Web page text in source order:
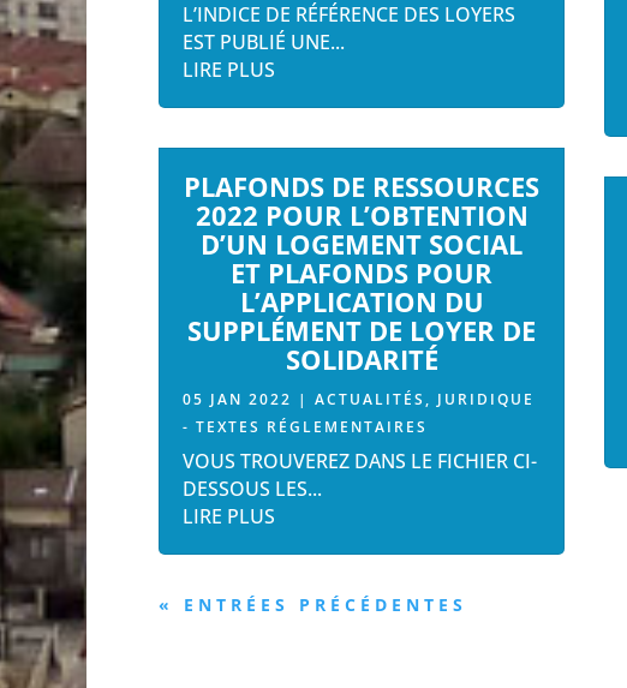
L’INDICE DE RÉFÉRENCE DES LOYERS
EST PUBLIÉ UNE...
LIRE PLUS
PLAFONDS DE RESSOURCES
2022 POUR L’OBTENTION
D’UN LOGEMENT SOCIAL
ET PLAFONDS POUR
L’APPLICATION DU
SUPPLÉMENT DE LOYER DE
SOLIDARITÉ
05 JAN 2022 | ACTUALITÉS , JURIDIQUE
- TEXTES RÉGLEMENTAIRES
VOUS TROUVEREZ DANS LE FICHIER CI-
DESSOUS LES...
LIRE PLUS
« ENTRÉES PRÉCÉDENTES